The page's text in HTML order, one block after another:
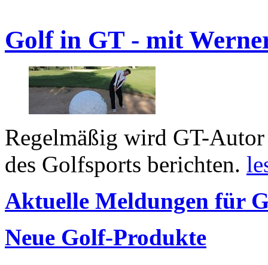
Golf in GT - mit
Regelmäßig wird GT-
des Golfsports berichten.
Aktuelle Meldungen für
Neue Golf-Produkte